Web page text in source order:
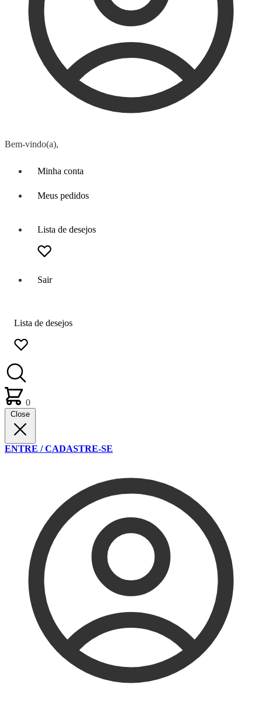
Bem-vindo(a),
Minha conta
Meus pedidos
Lista de desejos
Sair
Lista de desejos
0
Close
ENTRE / CADASTRE-SE